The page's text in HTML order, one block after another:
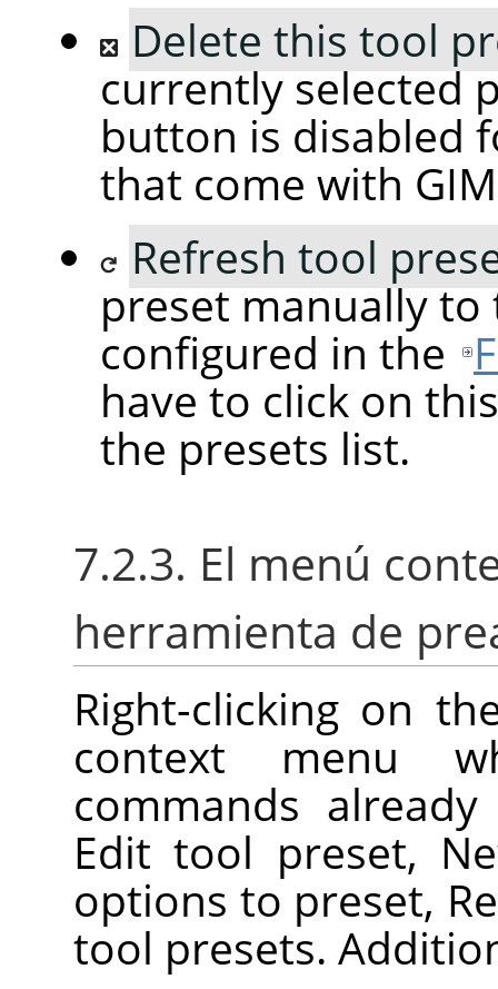
Delete this tool
currently selected
button is disabled
that come with
Refresh tool
preset manually
configured in the
have to click on
the presets list.
7.2.3. El menú
herramienta de
Right-clicking on
context menu
commands
Edit tool preset,
options to preset,
tool presets.